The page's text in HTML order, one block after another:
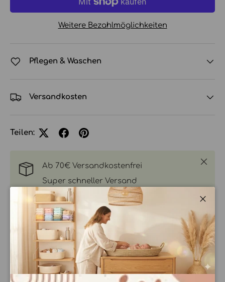
Weitere Bezahlmöglichkeiten
Pflegen & Waschen
Versandkosten
Teilen:
Ab 70€ Versandkostenfrei
Super schneller Versand
Mit Liebe gepackt ❤️
BESCHREIBUNG